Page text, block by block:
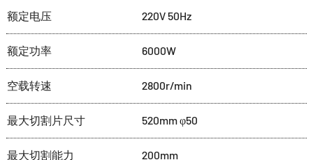
额定电压 220V 50Hz
额定功率 6000W
空载转速 2800r/min
最大切割片尺寸 520mm φ50
最大切割能力 200mm